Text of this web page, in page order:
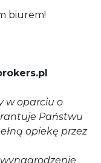
biurem!
w oparciu o
Państwu
opiekę przez